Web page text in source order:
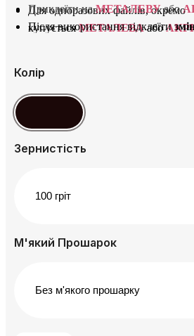
Для одноразових файлів, окремо
купуєтьсяМЕТАЛЕВАабо
Приклеїти на МЕТАЛЕВУ або
Після використання відклеїтиз
Колір
Зернистість
М'який Прошарок